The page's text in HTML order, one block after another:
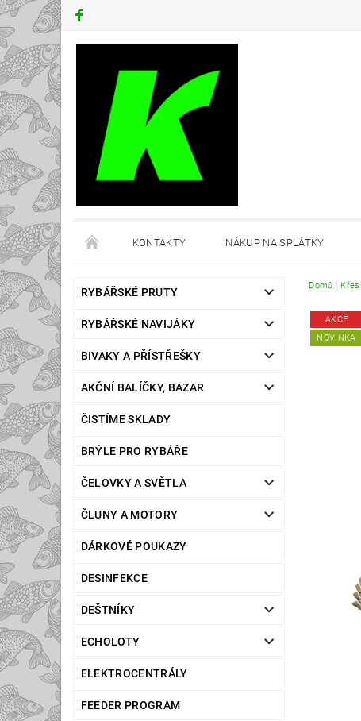
KONTAKTY NÁKUP NA SPLÁTKY
RYBÁŘSKÉ PRUTY
RYBÁŘSKÉ NAVIJÁKY
BIVAKY A PŘÍSTŘEŠKY
AKČNÍ BALÍČKY, BAZAR
ČISTÍME SKLADY
BRÝLE PRO RYBÁŘE
ČELOVKY A SVĚTLA
ČLUNY A MOTORY
DÁRKOVÉ POUKAZY
DESINFEKCE
DEŠTNÍKY
ECHOLOTY
ELEKTROCENTRÁLY
FEEDER PROGRAM
Domů
AKCE
NOVINKA